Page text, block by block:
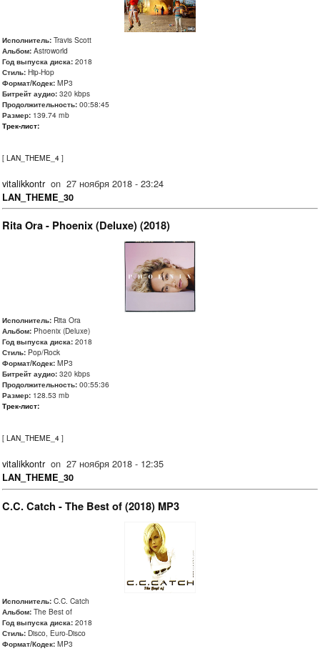
Исполнитель: Travis Scott
Альбом: Astroworld
Год выпуска диска: 2018
Стиль: Hip-Hop
Формат/Кодек: MP3
Битрейт аудио: 320 kbps
Продолжительность: 00:58:45
Размер: 139.74 mb
Трек-лист:
[ LAN_THEME_4 ]
vitalikkontron 27 ноября 2018 - 23:24
LAN_THEME_30
Rita Ora - Phoenix (Deluxe) (2018)
Исполнитель: Rita Ora
Альбом: Phoenix (Deluxe)
Год выпуска диска: 2018
Стиль: Pop/Rock
Формат/Кодек: MP3
Битрейт аудио: 320 kbps
Продолжительность: 00:55:36
Размер: 128.53 mb
Трек-лист:
[ LAN_THEME_4 ]
vitalikkontron 27 ноября 2018 - 12:35
LAN_THEME_30
C.C. Catch - The Best of (2018) MP3
Исполнитель: C.C. Catch
Альбом: The Best of
Год выпуска диска: 2018
Стиль: Disco, Euro-Disco
Формат/Кодек: MP3